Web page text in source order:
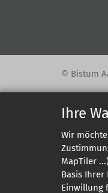
Ihre
Wir
MapTiler
Basis
Einwillung
© Bistum